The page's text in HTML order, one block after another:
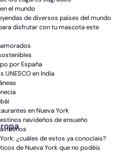
el mundo
de diversos países del mundo
disfrutar con tu mascota este
por España
en India
en Nueva York
navideños de ensueño
¿cuáles de estos ya conocíais?
de Nueva York que no podéis